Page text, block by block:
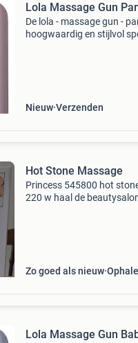
Lola
De lola - massage gun -
hoogwaardig en stijlvol
Nieuw Verzenden
Hot Stone Massage
Princess 545800 hot
220 w haal de
Zo goed als nieuw
Lola